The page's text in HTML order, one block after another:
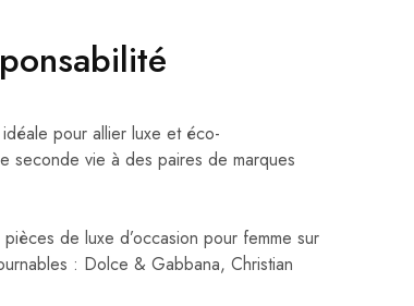
pour allier luxe et éco-
seconde vie à des paires de marques
de luxe d’occasion pour femme sur
: Dolce & Gabbana, Christian